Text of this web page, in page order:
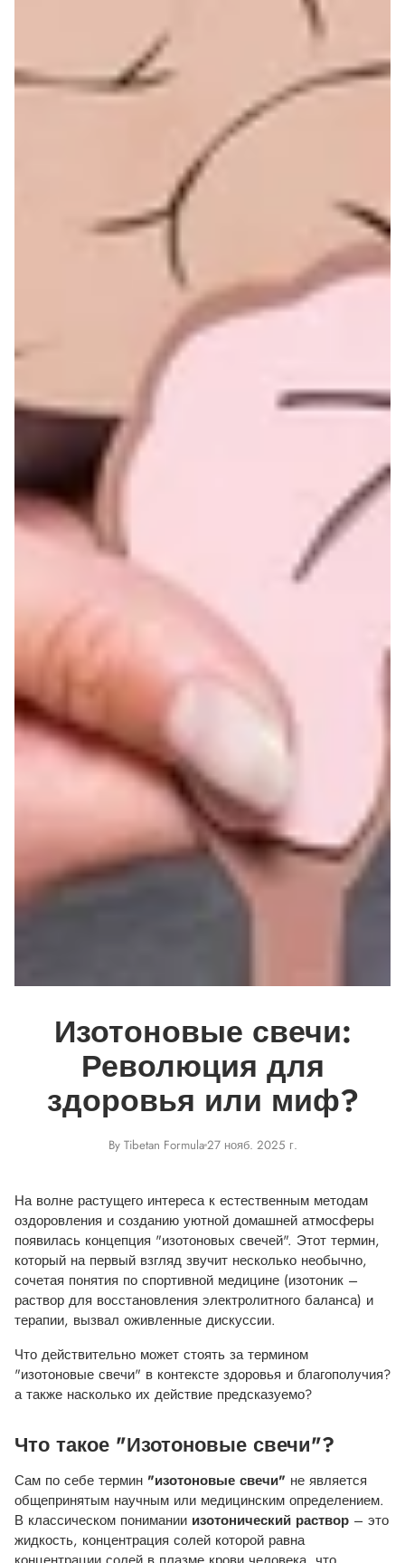
Изотоновые свечи:
Революция для
здоровья или миф?
By Tibetan Formula27 нояб. 2025 г.
На волне растущего интереса к естественным методам
оздоровления и созданию уютной домашней атмосферы
появилась концепция "изотоновых свечей". Этот термин,
который на первый взгляд звучит несколько необычно,
сочетая понятия по спортивной медицине (изотоник –
раствор для восстановления электролитного баланса) и
терапии, вызвал оживленные дискуссии.
Что действительно может стоять за термином
"изотоновые свечи" в контексте здоровья и благополучия?
а также насколько их действие предсказуемо?
Что такое "Изотоновые свечи"?
Сам по себе термин "изотоновые свечи" не является
общепринятым научным или медицинским определением.
В классическом понимании изотонический раствор – это
жидкость, концентрация солей которой равна